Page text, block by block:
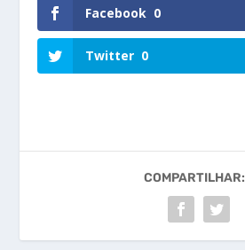
Facebook 0
Twitter 0
COMPARTILHAR: